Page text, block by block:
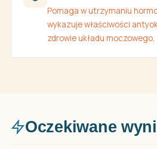
Pomaga w utrzymaniu
wykazuje właściwości
zdrowie układu
Oczekiwane